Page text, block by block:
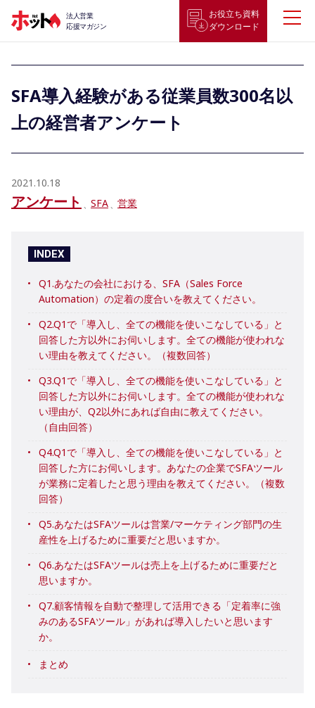
法人営業
応援マガジン
お役立ち資料
ダウンロード
SFA導入経験がある従業員数300名以
上の経営者アンケート
2021.10.18
アンケート SFA 営業
INDEX
Q1.あなたの会社における、SFA（Sales Force
Automation）の定着の度合いを教えてください。
Q2.Q1で「導入し、全ての機能を使いこなしている」と
回答した方以外にお伺いします。全ての機能が使われな
い理由を教えてください。（複数回答）
Q3.Q1で「導入し、全ての機能を使いこなしている」と
回答した方以外にお伺いします。全ての機能が使われな
い理由が、Q2以外にあれば自由に教えてください。
（自由回答）
Q4.Q1で「導入し、全ての機能を使いこなしている」と
回答した方にお伺いします。あなたの企業でSFAツール
が業務に定着したと思う理由を教えてください。（複数
回答）
Q5.あなたはSFAツールは営業/マーケティング部門の生
産性を上げるために重要だと思いますか。
Q6.あなたはSFAツールは売上を上げるために重要だと
思いますか。
Q7.顧客情報を自動で整理して活用できる「定着率に強
みのあるSFAツール」があれば導入したいと思います
か。
まとめ